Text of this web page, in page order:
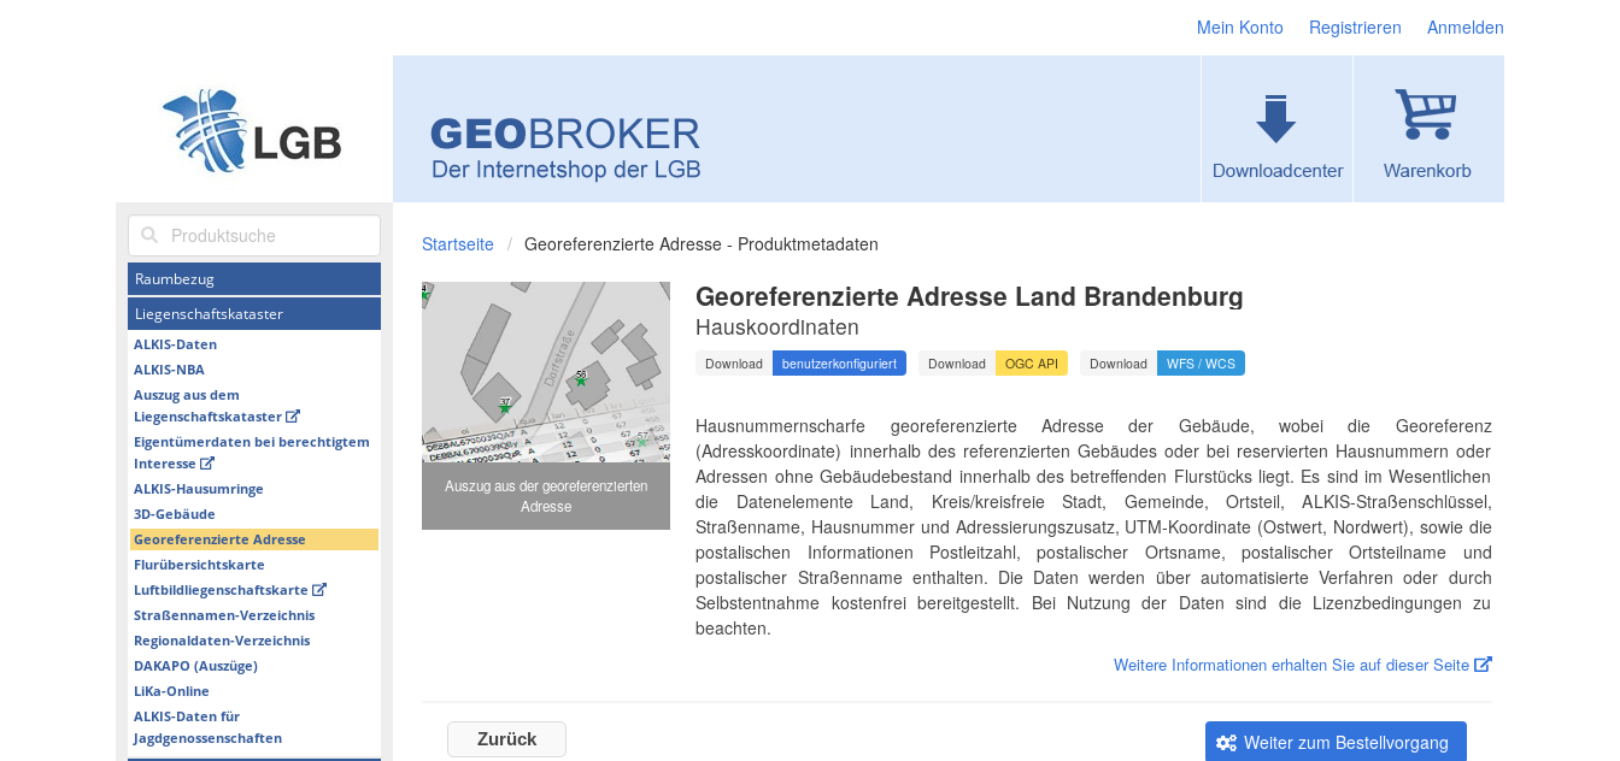
Mein Konto Registrieren Anmelden
Produktsuche
Raumbezug
Liegenschaftskataster
ALKIS-Daten
ALKIS-NBA
Auszug aus dem
Liegenschaftskataster
Eigentümerdaten bei berechtigtem
Interesse
ALKIS-Hausumringe
3D-Gebäude
Georeferenzierte Adresse
Flurübersichtskarte
Luftbildliegenschaftskarte
Straßennamen-Verzeichnis
Regionaldaten-Verzeichnis
DAKAPO (Auszüge)
LiKa-Online
ALKIS-Daten für
Jagdgenossenschaften
Startseite Georeferenzierte Adresse - Produktmetadaten
Auszug aus der georeferenzierten
Adresse
Georeferenzierte Adresse Land Brandenburg
Hauskoordinaten
Download benutzerkonfiguriert Download OGC API Download WFS / WCS
Hausnummernscharfe georeferenzierte Adresse der Gebäude, wobei die Georeferenz
(Adresskoordinate) innerhalb des referenzierten Gebäudes oder bei reservierten Hausnummern oder
Adressen ohne Gebäudebestand innerhalb des betreffenden Flurstücks liegt. Es sind im Wesentlichen
die Datenelemente Land, Kreis/kreisfreie Stadt, Gemeinde, Ortsteil, ALKIS-Straßenschlüssel,
Straßenname, Hausnummer und Adressierungszusatz, UTM-Koordinate (Ostwert, Nordwert), sowie die
postalischen Informationen Postleitzahl, postalischer Ortsname, postalischer Ortsteilname und
postalischer Straßenname enthalten. Die Daten werden über automatisierte Verfahren oder durch
Selbstentnahme kostenfrei bereitgestellt. Bei Nutzung der Daten sind die Lizenzbedingungen zu
beachten.
Weitere Informationen erhalten Sie auf dieser Seite
Zurück Weiter zum Bestellvorgang